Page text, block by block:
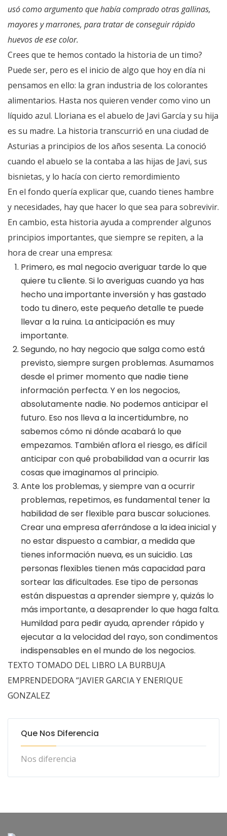
usó como argumento que había comprado otras gallinas,
mayores y marrones, para tratar de conseguir rápido
huevos de ese color.
Crees que te hemos contado la historia de un timo?
Puede ser, pero es el inicio de algo que hoy en día ni
pensamos en ello: la gran industria de los colorantes
alimentarios. Hasta nos quieren vender como vino un
líquido azul. Lloriana es el abuelo de Javi García y su hija
es su madre. La historia transcurrió en una ciudad de
Asturias a principios de los años sesenta. La conoció
cuando el abuelo se la contaba a las hijas de Javi, sus
bisnietas, y lo hacía con cierto remordimiento
En el fondo quería explicar que, cuando tienes hambre
y necesidades, hay que hacer lo que sea para sobrevivir.
En cambio, esta historia ayuda a comprender algunos
principios importantes, que siempre se repiten, a la
hora de crear una empresa:
Primero, es mal negocio averiguar tarde lo que
quiere tu cliente. Si lo averiguas cuando ya has
hecho una importante inversión y has gastado
todo tu dinero, este pequeño detalle te puede
llevar a la ruina. La anticipación es muy
importante.
Segundo, no hay negocio que salga como está
previsto, siempre surgen problemas. Asumamos
desde el primer momento que nadie tiene
información perfecta. Y en los negocios,
absolutamente nadie. No podemos anticipar el
futuro. Eso nos lleva a la incertidumbre, no
sabemos cómo ni dónde acabará lo que
empezamos. También aflora el riesgo, es difícil
anticipar con qué probabilidad van a ocurrir las
cosas que imaginamos al principio.
Ante los problemas, y siempre van a ocurrir
problemas, repetimos, es fundamental tener la
habilidad de ser flexible para buscar soluciones.
Crear una empresa aferrándose a la idea inicial y
no estar dispuesto a cambiar, a medida que
tienes información nueva, es un suicidio. Las
personas flexibles tienen más capacidad para
sortear las dificultades. Ese tipo de personas
están dispuestas a aprender siempre y, quizás lo
más importante, a desaprender lo que haga falta.
Humildad para pedir ayuda, aprender rápido y
ejecutar a la velocidad del rayo, son condimentos
indispensables en el mundo de los negocios.
TEXTO TOMADO DEL LIBRO LA BURBUJA
EMPRENDEDORA “JAVIER GARCIA Y ENERIQUE
GONZALEZ
Que Nos Diferencia
Nos diferencia